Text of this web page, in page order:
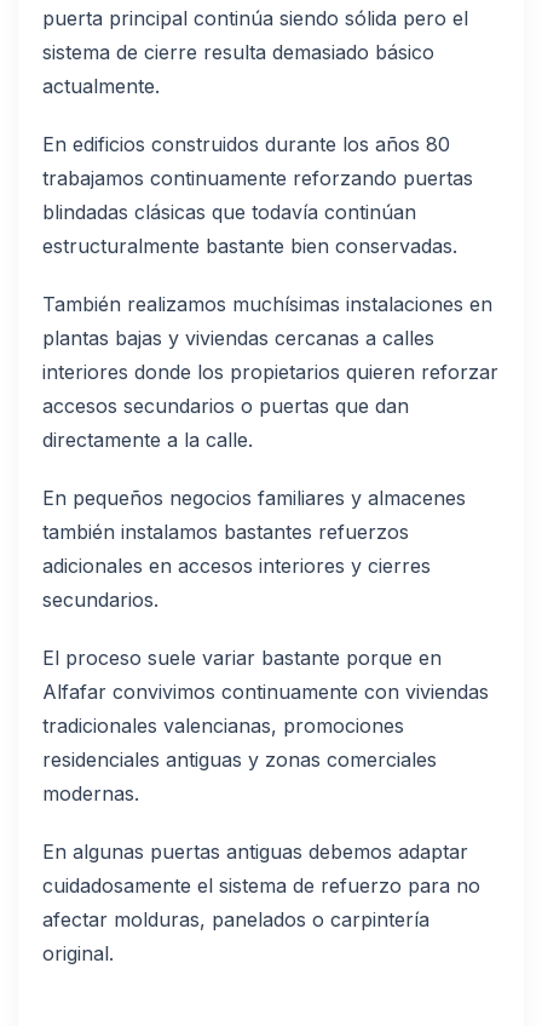
puerta principal continúa siendo sólida pero el
sistema de cierre resulta demasiado básico
actualmente.
En edificios construidos durante los años 80
trabajamos continuamente reforzando puertas
blindadas clásicas que todavía continúan
estructuralmente bastante bien conservadas.
También realizamos muchísimas instalaciones en
plantas bajas y viviendas cercanas a calles
interiores donde los propietarios quieren reforzar
accesos secundarios o puertas que dan
directamente a la calle.
En pequeños negocios familiares y almacenes
también instalamos bastantes refuerzos
adicionales en accesos interiores y cierres
secundarios.
El proceso suele variar bastante porque en
Alfafar convivimos continuamente con viviendas
tradicionales valencianas, promociones
residenciales antiguas y zonas comerciales
modernas.
En algunas puertas antiguas debemos adaptar
cuidadosamente el sistema de refuerzo para no
afectar molduras, panelados o carpintería
original.